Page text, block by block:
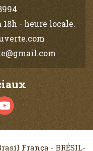
- heure locale.
França - BRÉSIL-